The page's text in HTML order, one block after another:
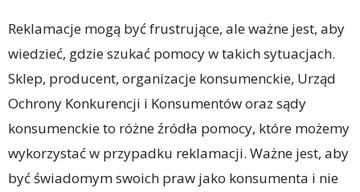
Reklamacje mogą być frustrujące, ale ważne jest, aby
wiedzieć, gdzie szukać pomocy w takich sytuacjach.
Sklep, producent, organizacje konsumenckie, Urząd
Ochrony Konkurencji i Konsumentów oraz sądy
konsumenckie to różne źródła pomocy, które możemy
wykorzystać w przypadku reklamacji. Ważne jest, aby
być świadomym swoich praw jako konsumenta i nie